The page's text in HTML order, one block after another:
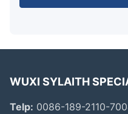
WUXI SYLAITH
Telp: 0086-189-2110-